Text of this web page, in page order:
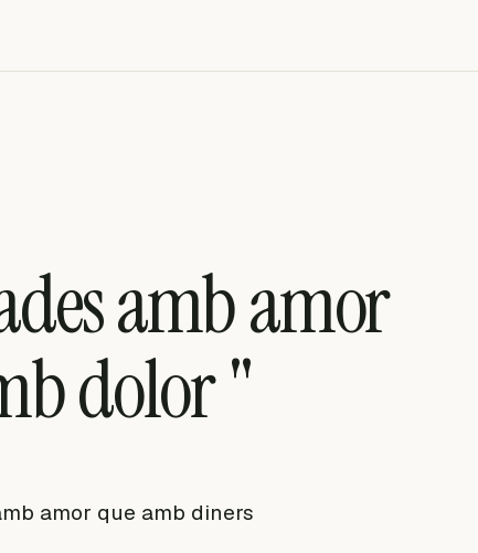
amb amor
dolor "
amor que amb diners